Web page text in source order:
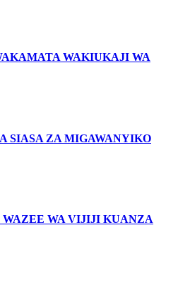
WAKIUKAJI WA
SIASA ZA MIGAWANYIKO
WA VIJIJI KUANZA